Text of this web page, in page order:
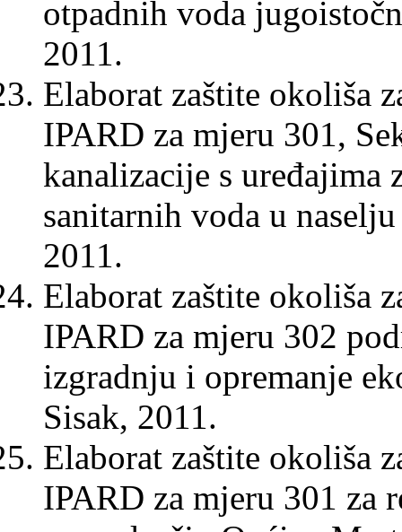
otpadnih voda
2011.
Elaborat zaštite okoliša
IPARD za mjeru 301,
kanalizacije s uređajima
sanitarnih voda u
2011.
Elaborat zaštite okoliša
IPARD za mjeru 302
izgradnju i opremanje
Sisak, 2011.
Elaborat zaštite okoliša
IPARD za mjeru 301 za